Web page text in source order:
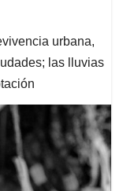
urbana,
las lluvias